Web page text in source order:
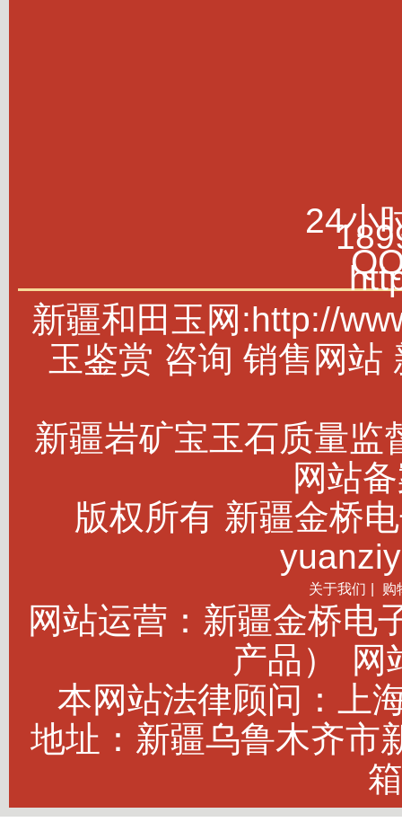
24小
新疆和田玉网:http://
玉鉴赏 咨询 销售网站
新疆岩矿宝玉石质量监
网站
版权所有 新疆金桥
关于我们 购
网站运营：新疆金桥电
产品）
网
本网站法律顾问：上
地址：新疆乌鲁木齐市